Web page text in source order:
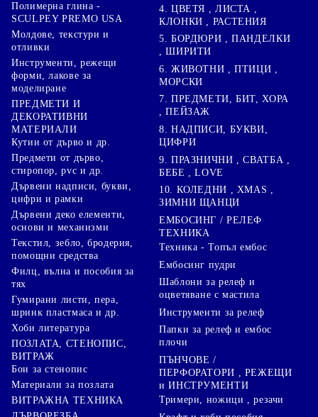
Полимерна глина -
SCULPEY PREMO USA
Молдове, текстури и
отливки
Инструменти, режещи
форми, лакове за
моделиране
ПРЕДМЕТИ И
ДЕКОРАТИВНИ
МАТЕРИАЛИ
Кутии от дърво и др.
Предмети от дърво,
стиропор, pvc и др.
Дървени надписи, букви,
цифри и рамки
Дървени деко елементи,
основи и механизми
Текстил, зебло, бродерия,
помощни средства
Филц, вълна и пособия за
тях
Гумирани листи, пера,
шринк пластмаса и др.
Хоби литература
ПОЗЛАТА, СТЕНОПИС,
ВИТРАЖ
Бои за стенопис
Материали за позлата
ВИТРАЖНА ТЕХНИКА
4. ЦВЕТЯ , ЛИСТА ,
КЛОНКИ , РАСТЕНИЯ
5. БОРДЮРИ , ПАНДЕЛКИ
, ШИРИТИ
6. ЖИВОТНИ , ПТИЦИ ,
МОРСКИ
7. ПРЕДМЕТИ, БИТ, ХОРА
, ПЕЙЗАЖ
8. НАДПИСИ, БУКВИ,
ЦИФРИ
9. ПРАЗНИЧНИ , СВАТБА ,
БЕБЕ , LOVE
10. КОЛЕДНИ , XMAS ,
ЗИМНИ ЩАНЦИ
ЕМБОСИНГ / РЕЛЕФ
ТЕХНИКА
Техника - Топъл ембос
Ембосинг пудри
Шаблони за релеф и
оцветяване с мастила
Инструменти за релеф
Папки за релеф и ембос
плочи
ПЪНЧОВЕ /
ПЕРФОРАТОРИ , РЕЖЕЩИ
и ИНСТРУМЕНТИ
Тримери, ножици , резачи